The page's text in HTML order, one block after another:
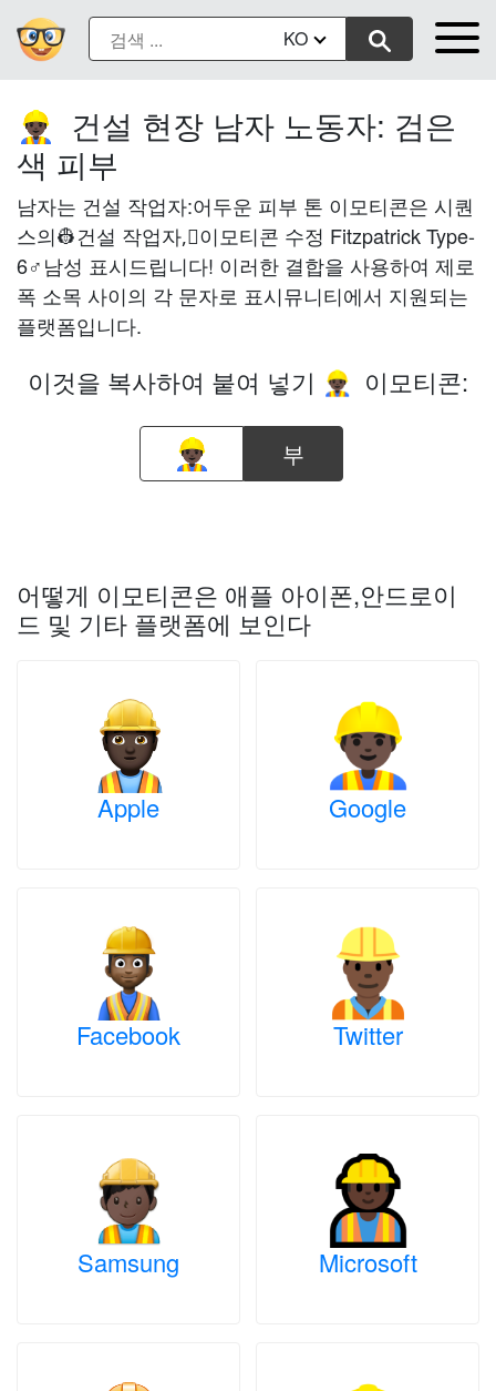
KO
👷🏿‍♂️
건설 현장 남자 노동자: 검은
색 피부
남자는 건설 작업자:어두운 피부 톤 이모티콘은 시퀀
스의👷건설 작업자,🏿이모티콘 수정 Fitzpatrick Type-
6♂남성 표시드립니다! 이러한 결합을 사용하여 제로
폭 소목 사이의 각 문자로 표시뮤니티에서 지원되는
플랫폼입니다.
이것을 복사하여 붙여 넣기 👷🏿‍♂️ 이모티콘:
부
어떻게 이모티콘은 애플 아이폰,안드로이
드 및 기타 플랫폼에 보인다
Apple Google
Facebook Twitter
Samsung Microsoft